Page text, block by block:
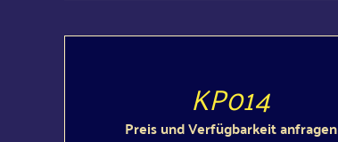
KP014
Preis und Verfügbarkeit anfragen